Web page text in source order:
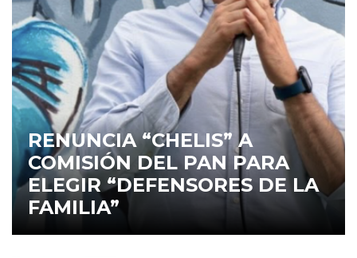
RENUNCIA “CHELIS” A
COMISIÓN DEL PAN PARA
ELEGIR “DEFENSORES DE LA
FAMILIA”